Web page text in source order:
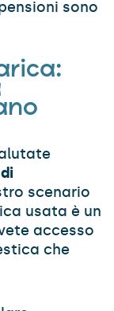
sono
scenario
usata è un
accesso
che